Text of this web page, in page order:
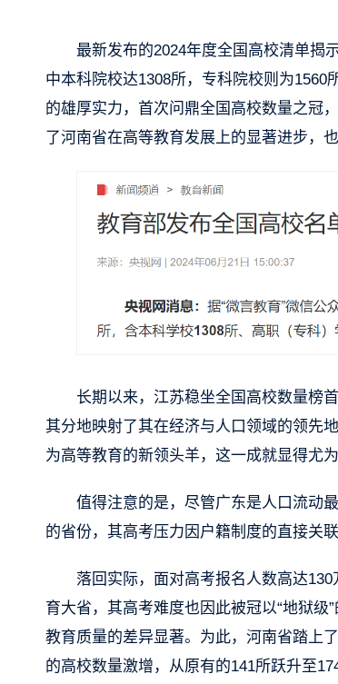
最新发布的2024年度全国高校清单揭
中本科院校达1308所，专科院校则为
的雄厚实力，首次问鼎全国高校数量之冠
了河南省在高等教育发展上的显著进步，
长期以来，江苏稳坐全国高校数量榜
其分地映射了其在经济与人口领域的领先
为高等教育的新领头羊，这一成就显得尤为
值得注意的是，尽管广东是人口流动
的省份，其高考压力因户籍制度的直接关
落回实际，面对高考报名人数高达
育大省，其高考难度也因此被冠以“地狱
教育质量的差异显著。为此，河南省踏上
的高校数量激增，从原有的141所跃升至